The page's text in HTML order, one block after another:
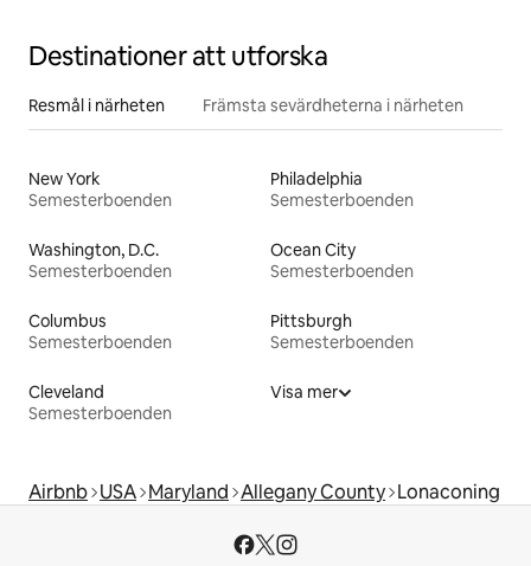
Destinationer att utforska
Resmål i närheten Främsta sevärdheterna i närheten
New York
Semesterboenden
Philadelphia
Semesterboenden
Washington, D.C.
Semesterboenden
Ocean City
Semesterboenden
Columbus
Semesterboenden
Pittsburgh
Semesterboenden
Cleveland
Semesterboenden
Visa mer
Airbnb USA Maryland Allegany County Lonaconing